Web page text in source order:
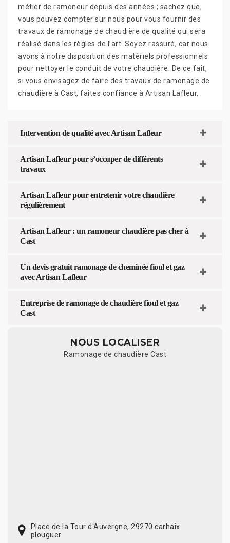
métier de ramoneur depuis des années ; sachez que,
vous pouvez compter sur nous pour vous fournir des
travaux de ramonage de chaudière de qualité qui sera
réalisé dans les règles de l’art. Soyez rassuré, car nous
avons à notre disposition des matériels professionnels
pour nettoyer le conduit de votre chaudière. De ce fait,
si vous envisagez de faire des travaux de ramonage de
chaudière à Cast, faites confiance à Artisan Lafleur.
Intervention de qualité avec Artisan Lafleur
Artisan Lafleur pour s’occuper de différents
travaux
Artisan Lafleur pour entretenir votre chaudière
régulièrement
Artisan Lafleur : un ramoneur chaudière pas cher à
Cast
Un devis gratuit ramonage de cheminée fioul et gaz
avec Artisan Lafleur
Entreprise de ramonage de chaudière fioul et gaz
Cast
NOUS LOCALISER
Ramonage de chaudière Cast
Place de la Tour d'Auvergne, 29270 carhaix
plouguer